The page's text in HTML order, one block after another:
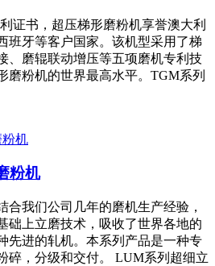
证书，超压梯形磨粉机享誉澳大利
班牙等客户国家。该机型采用了梯
、磨辊联动增压等五项磨机专利技
磨粉机的世界最高水平。TGM系列
粉机
合我们公司几年的磨机生产经验，
础上立磨技术，吸收了世界各地的
先进的轧机。本系列产品是一种专
碎，分级和交付。 LUM系列超细立